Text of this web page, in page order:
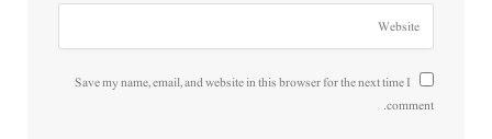
Save my name, email, and website in this browser for the next time I
comment.